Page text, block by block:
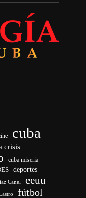
cuba
crisis
cuba miseria
deportes
Canel eeuu
fútbol